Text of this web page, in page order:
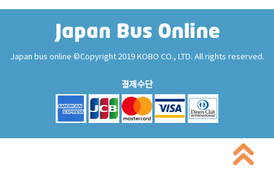
Japan bus online ©Copyright 2019 KOBO CO., LTD. All rights reserved.
결제수단